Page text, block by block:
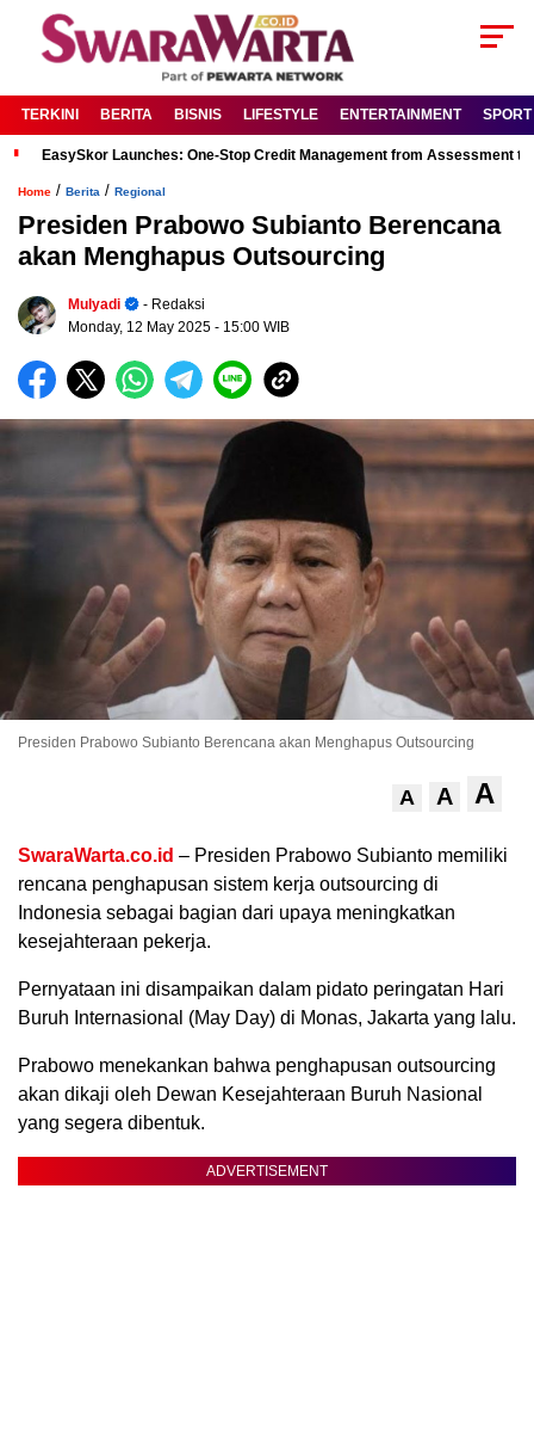
TERKINI BERITA BISNIS LIFESTYLE ENTERTAINMENT SPORT
EasySkor Launches: One-Stop Credit Management from Assessment
Home / Berita / Regional
Presiden Prabowo Subianto Berencana
akan Menghapus Outsourcing
Mulyadi
- Redaksi
Monday, 12 May 2025 - 15:00 WIB
Presiden Prabowo Subianto Berencana akan Menghapus Outsourcing
A A A
SwaraWarta.co.id – Presiden Prabowo Subianto memiliki
rencana penghapusan sistem kerja outsourcing di
Indonesia sebagai bagian dari upaya meningkatkan
kesejahteraan pekerja.
Pernyataan ini disampaikan dalam pidato peringatan Hari
Buruh Internasional (May Day) di Monas, Jakarta yang lalu.
Prabowo menekankan bahwa penghapusan outsourcing
akan dikaji oleh Dewan Kesejahteraan Buruh Nasional
yang segera dibentuk.
ADVERTISEMENT